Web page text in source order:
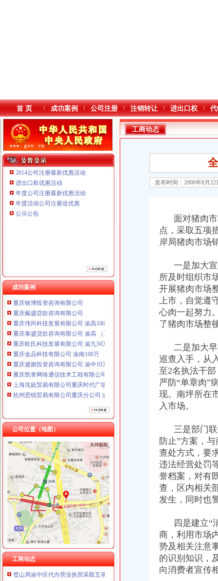
本站导航
首 页 成功案例 公司注册 注销转让 进出口权
2014公司注册最新优惠活动
进出口权优惠活动
年度公司注册最新优惠活动
年度活动公司注册送优惠
公示公告
成功案例
重庆铭博投资咨询有限公司
重庆戴盛贷款咨询有限公司
重庆伟尚科技发展有限公司 渝高100万 （工商注册）
重庆泰盛贷款咨询有限公司 渝高 （工商注册）
重庆欧氏科技发展有限公司 渝九50万 （进出口权）
重庆金品科技有限公司 渝南100万 （进出口权）
重庆盛旗投资咨询有限公司 渝中10万 （工商注册）
重庆凯誉网络通信技术工程有限公司渝中分公司 （工商注册）
上海兆妩贸易有限公司重庆时代广场分公司 渝中 （工商注册）
杭州思锐贸易有限公司重庆分公司 渝中 （工商注册）
重庆百谷农业开发有限公司 渝中650万 （注册）
重庆戴盛贷款咨询有限公司
重庆伟尚科技发展有限公司 渝高100万 （工商注册）
重庆泰盛贷款咨询有限公司 渝高 （工商注册）
重庆欧氏科技发展有限公司 渝九50万 （进出口权）
重庆金品科技有限公司 渝南100万 （进出口权）
重庆盛旗投资咨询有限公司 渝中10万 （工商注册）
重庆凯誉网络通信技术工程有限公司渝中分公司 （工商注册）
上海兆妩贸易有限公司重庆时代广场分公司 渝中 （工商注册）
杭州思锐贸易有限公司重庆分公司 渝中 （工商注册）
重庆百谷农业开发有限公司 渝中650万 （注册）
公司位置（地图）
工商动态
工商动态
忠县工商局开展“两节”重庆代办公司期间食品市场大检查
梁平县工商局“三大工程”渝中区代办公司加队伍建设
巴南局渝中区代办营业执照三项措施开展危险化学品安全专项整
市渝中区代办公司委常委万州区委书记马正其就万州局支持库区产业发展和移
农民朋友送锦旗感谢南岸局重庆代办营业执照为其挽回13万元购车损失
长寿局扶持库区移民安置促进经济发展工作得到市重庆代办公司人大好评
全国工商行政管理局长会议定于7月20日-21日在我市重庆代办营业执照召开
合川局重庆代办营业执照签订责任书迎接3.30任务检查
经开区局重庆代办营业执照三项措施确保3.30工程质量
巫山局积开展五项检查优化“两考”渝中区代办营业执照环境
璧山局渝中区代办营业执照采取五项措施指导基层办案
南岸局五项措施加种子市重庆代办营业执照场监管
工商动态
发布时间：2006年8月
面对猪肉市
点，采取五项
岸局猪肉市场
一是加大宣
所及时组织市
开展猪肉市场
上市，自觉遵
心肉一起努力
了猪肉市场整
二是加大早
巡查入手，从
至2名执法干
严防“单章肉”
现。南坪所在
入市场。
三是部门联
防止”方案，
查处方式，要
违法经营处罚
誉档案，对有
查，区内相关
发生，同时也
四是建立“消
商，利用市场
势及相关注意
的识别知识，
向消费者宣传